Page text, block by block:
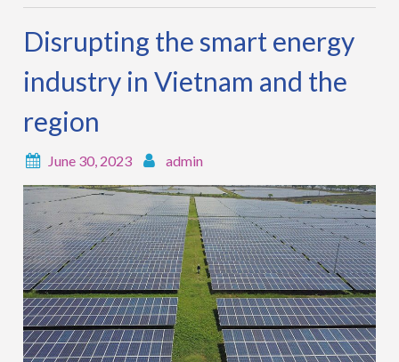
Disrupting the smart energy
industry in Vietnam and the
region
June 30, 2023 admin